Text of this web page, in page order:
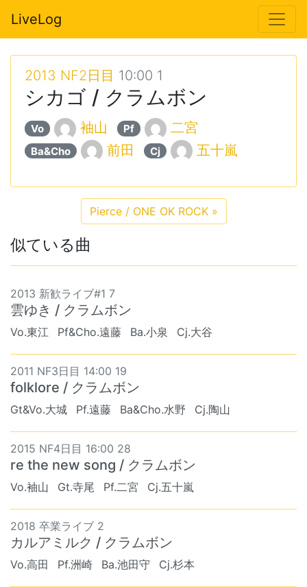
LiveLog
2013 NF2日目 10:00 1
シカゴ / クラムボン
Vo 袖山 Pf 二宮
Ba&Cho 前田 Cj 五十嵐
Pierce / ONE OK ROCK »
似ている曲
2013 新歓ライブ#1 7
雲ゆき / クラムボン
Vo.東江 Pf&Cho.遠藤 Ba.小泉 Cj.大谷
2011 NF3日目 14:00 19
folklore / クラムボン
Gt&Vo.大城 Pf.遠藤 Ba&Cho.水野 Cj.陶山
2015 NF4日目 16:00 28
re the new song / クラムボン
Vo.袖山 Gt.寺尾 Pf.二宮 Cj.五十嵐
2018 卒業ライブ 2
カルアミルク / クラムボン
Vo.高田 Pf.洲崎 Ba.池田守 Cj.杉本